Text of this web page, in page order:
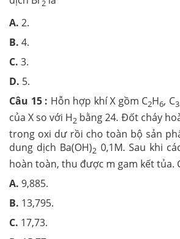
2
A. 2.
B. 4.
C. 3.
D. 5.
Câu 15 : Hỗn hợp khí X gồm C2H6, C3
của X so với H2 bằng 24. Đốt cháy
trong oxi dư rồi cho toàn bộ sản
dung dịch Ba(OH)2 0,1M. Sau khi
hoàn toàn, thu được m gam kết tủa.
A. 9,885.
B. 13,795.
C. 17,73.